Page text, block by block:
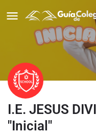
I.E. JESUS
"Inicial"